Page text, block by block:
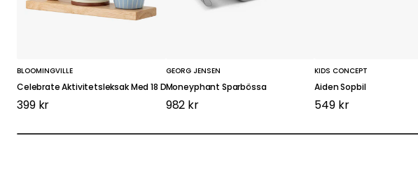
BLOOMINGVILLE
Celebrate Aktivitetsleksak Med 18 Delar
399 kr
GEORG JENSEN
Moneyphant Sparbössa
982 kr
KIDS CONCEPT
Aiden Sopbil
549 kr